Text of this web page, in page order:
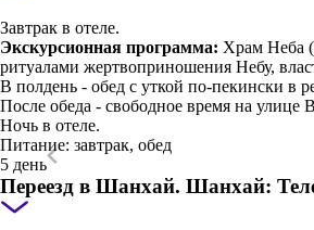
Завтрак в отеле.
Экскурсионная программа: Храм Неба
ритуалами жертвоприношения Небу,
В полдень - обед с уткой по-пекински в
После обеда - свободное время на улице
Ночь в отеле.
Питание: завтрак, обед
5 день
Переезд в Шанхай. Шанхай: